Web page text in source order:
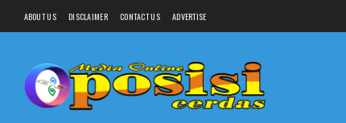
ABOUT US DISCLAIMER CONTACT US ADVERTISE